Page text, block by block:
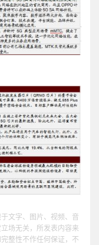
文字、图片、视频、音
场无关，所发表内容来
整性不作任何保证，不